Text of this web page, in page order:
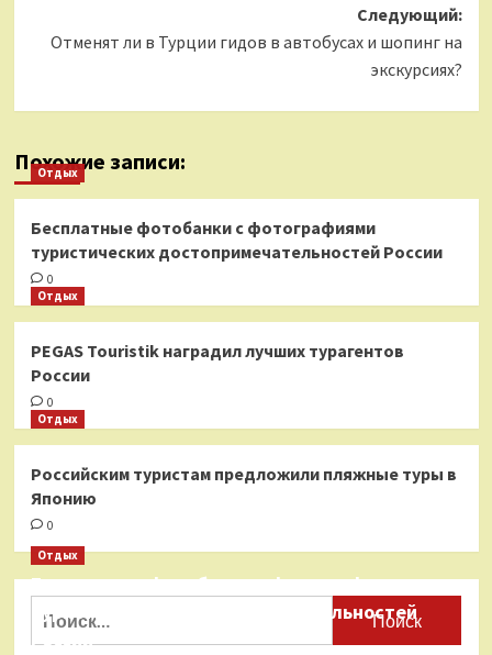
Следующий:
Отменят ли в Турции гидов в автобусах и шопинг на
экскурсиях?
Похожие записи:
Отдых
Бесплатные фотобанки с фотографиями
туристических достопримечательностей России
0
Отдых
PEGAS Touristik наградил лучших турагентов
России
0
Отдых
Российским туристам предложили пляжные туры в
Японию
0
Отдых
Бесплатные фотобанки с фотографиями
туристических достопримечательностей
России